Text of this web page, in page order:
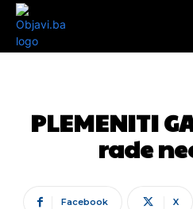
PLEMENITI
rade
Facebook X